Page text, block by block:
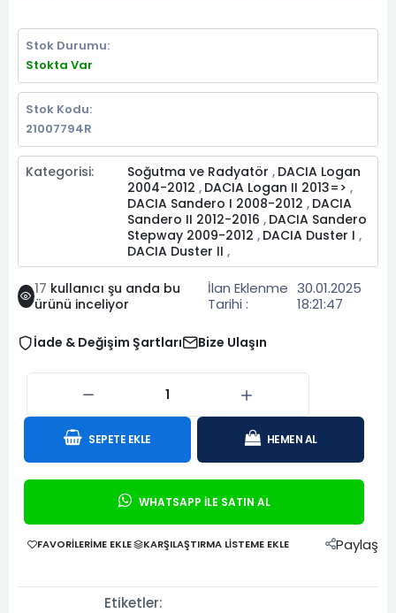
Stok Durumu:
Stokta Var
Stok Kodu:
21007794R
Kategorisi: Soğutma ve Radyatör , DACIA Logan
2004-2012 , DACIA Logan II 2013=> ,
DACIA Sandero I 2008-2012 , DACIA
Sandero II 2012-2016 , DACIA Sandero
Stepway 2009-2012 , DACIA Duster I ,
DACIA Duster II ,
17 kullanıcı şu anda bu
ürünü inceliyor
İlan Eklenme
Tarihi :
30.01.2025
18:21:47
İade & Değişim Şartları Bize Ulaşın
SEPETE EKLE HEMEN AL
WHATSAPP İLE SATIN AL
FAVORILERIME EKLE KARŞILAŞTIRMA LISTEME EKLE Paylaş
Etiketler: